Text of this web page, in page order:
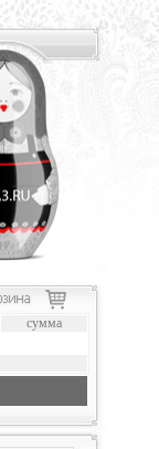
сумма